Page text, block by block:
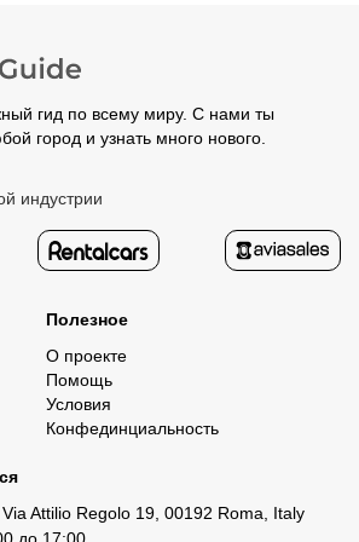
не требуется.
гид по всему миру. С нами ты
город и узнать много нового.
индустрии
Полезное
О проекте
Помощь
Условия
Конфединциальность
Attilio Regolo 19, 00192 Roma, Italy